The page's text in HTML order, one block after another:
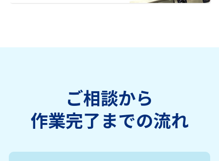
ご相談から
作業完了までの流れ